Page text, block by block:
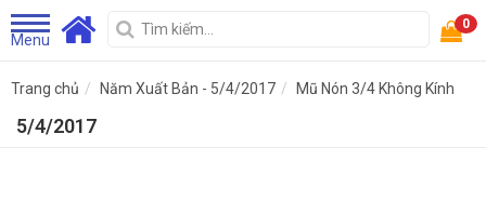
Menu
0
Trang chủ Năm Xuất Bản - 5/4/2017 Mũ Nón 3/4 Không Kính
5/4/2017